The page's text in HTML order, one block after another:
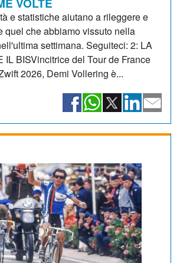
e statistiche aiutano a rileggere e
quel che abbiamo vissuto nella
settimana. Seguiteci: 2: LA
IL BISVincitrice del Tour de France
2026, Demi Vollering è...